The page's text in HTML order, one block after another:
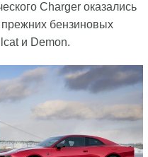
Charger оказались
прежних бензиновых
и Demon.